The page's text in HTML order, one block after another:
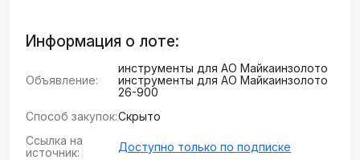
Информация о лоте:
Объявление:
инструменты для АО Майкаинзолото
инструменты для АО Майкаинзолото
26-900
Способ закупок:Скрыто
Ссылка на
источник:
Доступно только по подписке